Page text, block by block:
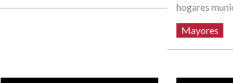
hogares
Mayores